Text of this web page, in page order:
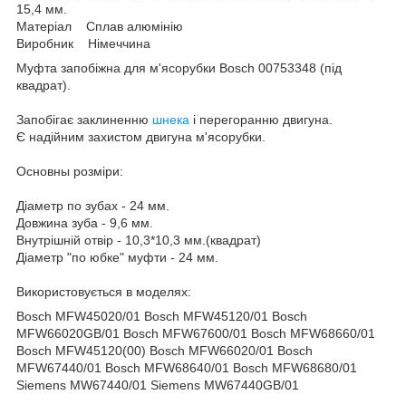
15,4 мм.
Матеріал Сплав алюмінію
Виробник Німеччина
Муфта запобіжна для м'ясорубки Bosch 00753348 (під
квадрат).
Запобігає заклиненню шнека і перегоранню двигуна.
Є надійним захистом двигуна м'ясорубки.
Основны розміри:
Діаметр по зубах - 24 мм.
Довжина зуба - 9,6 мм.
Внутрішній отвір - 10,3*10,3 мм.(квадрат)
Діаметр "по юбке" муфти - 24 мм.
Використовується в моделях:
Bosch MFW45020/01 Bosch MFW45120/01 Bosch
MFW66020GB/01 Bosch MFW67600/01 Bosch MFW68660/01
Bosch MFW45120(00) Bosch MFW66020/01 Bosch
MFW67440/01 Bosch MFW68640/01 Bosch MFW68680/01
Siemens MW67440/01 Siemens MW67440GB/01